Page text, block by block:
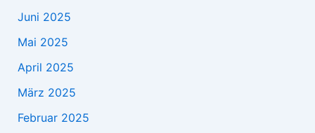
Juni 2025
Mai 2025
April 2025
März 2025
Februar 2025